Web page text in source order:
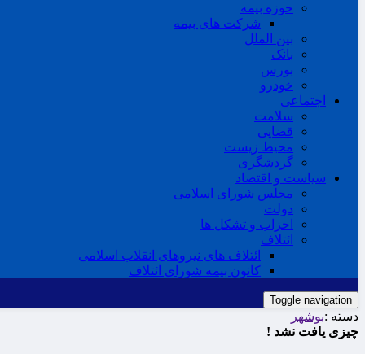
حوزه بیمه
شرکت های بیمه
بین الملل
بانک
بورس
خودرو
اجتماعی
سلامت
قضایی
محیط زیست
گردشگری
سیاست و اقتصاد
مجلس شورای اسلامی
دولت
احزاب و تشکل ها
ائتلاف
ائتلاف های نیروهای انقلاب اسلامی
کانون بیمه شورای ائتلاف
Toggle navigation
دسته :بوشهر
چیزی یافت نشد !